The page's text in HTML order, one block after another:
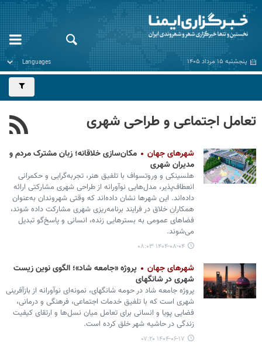
پنجشنبه ۱۵ مرداد ۱۴۰۵
تعامل اجتماعی و طراحی شهری
شهرهای جهان
مکان‌سازی خلاقانه؛ زبان مشترک مردم و
مدیران شهری
هلسینکی و وروتسواف با تلفیق هنر، تجربه‌گرایی و حکمرانی
انعطاف‌پذیر، مدل‌هایی نوآورانه از طراحی شهری مشارکتی ارائه
داده‌اند. این شهرها نشان داده‌اند که وقتی شهروندان به‌عنوان
همکاران خلاق در فرایند برنامه‌ریزی شهری مشارکت داده شوند،
فضاهای عمومی به بسترهایی زنده، انسانی و پاسخ‌گو تبدیل
می‌شوند.
۱۴۰۴-۰۸-۰۴ ۰۸:۰۳
شهرهای جهان
پروژه «جامعه شاد»؛ الگوی نوین زیست
شهری در شانگهای
پروژه جامعه شاد در حومه شانگهای، نمونه‌ای نوآورانه از بازآفرینی
شهری است که با تلفیق خدمات اجتماعی، فرهنگی و درمانی،
فضایی پویا و انسانی برای تعامل میان نسل‌ها و ارتقای کیفیت
زندگی در حاشیه شهر خلق کرده است.
۱۴۰۴-۰۶-۱۷ ۰۷:۲۰